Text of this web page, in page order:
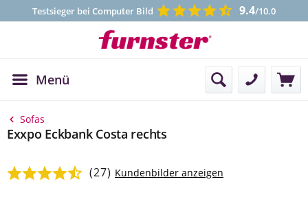
Testsieger bei Computer Bild 9.4/10.0
Menü Kontakt
Sofas
Exxpo Eckbank Costa rechts
Durchschnittliche Bewertung von 4.86 von 5 Sternen
(27) Kundenbilder anzeigen